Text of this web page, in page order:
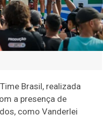
Brasil, realizada
a presença de
como Vanderlei